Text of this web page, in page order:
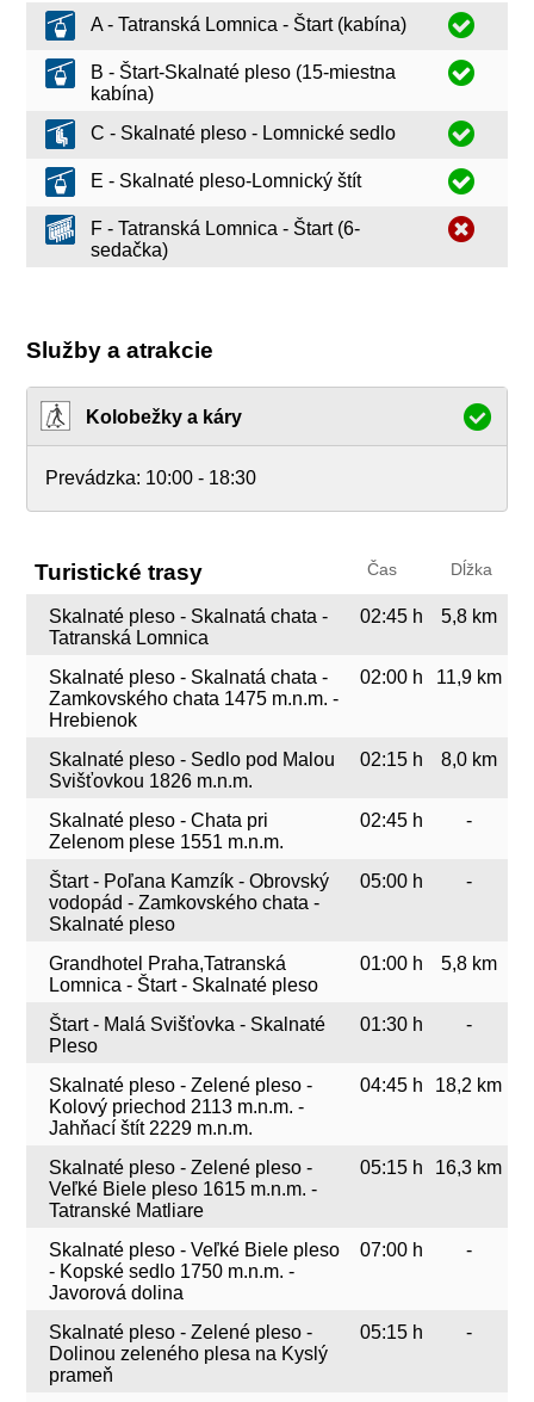
A - Tatranská Lomnica - Štart (kabína)
B - Štart-Skalnaté pleso (15-miestna
kabína)
C - Skalnaté pleso - Lomnické sedlo
E - Skalnaté pleso-Lomnický štít
F - Tatranská Lomnica - Štart (6-
sedačka)
Služby a atrakcie
Kolobežky a káry
Prevádzka: 10:00 - 18:30
Turistické trasy Čas Dĺžka
Skalnaté pleso - Skalnatá chata -
Tatranská Lomnica
02:45 h 5,8 km
Skalnaté pleso - Skalnatá chata -
Zamkovského chata 1475 m.n.m. -
Hrebienok
02:00 h 11,9 km
Skalnaté pleso - Sedlo pod Malou
Svišťovkou 1826 m.n.m.
02:15 h 8,0 km
Skalnaté pleso - Chata pri
Zelenom plese 1551 m.n.m.
02:45 h -
Štart - Poľana Kamzík - Obrovský
vodopád - Zamkovského chata -
Skalnaté pleso
05:00 h -
Grandhotel Praha,Tatranská
Lomnica - Štart - Skalnaté pleso
01:00 h 5,8 km
Štart - Malá Svišťovka - Skalnaté
Pleso
01:30 h -
Skalnaté pleso - Zelené pleso -
Kolový priechod 2113 m.n.m. -
Jahňací štít 2229 m.n.m.
04:45 h 18,2 km
Skalnaté pleso - Zelené pleso -
Veľké Biele pleso 1615 m.n.m. -
Tatranské Matliare
05:15 h 16,3 km
Skalnaté pleso - Veľké Biele pleso
- Kopské sedlo 1750 m.n.m. -
Javorová dolina
07:00 h -
Skalnaté pleso - Zelené pleso -
Dolinou zeleného plesa na Kyslý
prameň
05:15 h -